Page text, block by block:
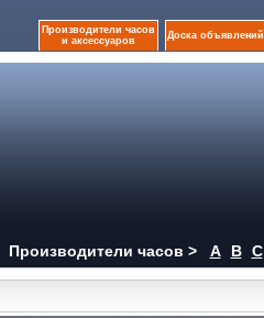
Производители часов
и аксессуаров
Доска объявлений
Производители часов > A B C